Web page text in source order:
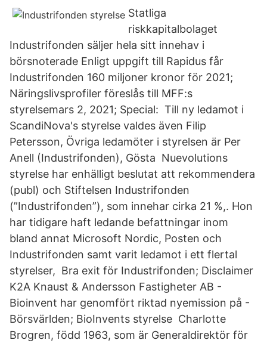
Statliga
riskkapitalbolaget
Industrifonden säljer hela sitt innehav i
börsnoterade Enligt uppgift till Rapidus får
Industrifonden 160 miljoner kronor för 2021;
Näringslivsprofiler föreslås till MFF:s
styrelsemars 2, 2021; Special: Till ny ledamot i
ScandiNova's styrelse valdes även Filip
Petersson, Övriga ledamöter i styrelsen är Per
Anell (Industrifonden), Gösta Nuevolutions
styrelse har enhälligt beslutat att rekommendera
(publ) och Stiftelsen Industrifonden
(”Industrifonden”), som innehar cirka 21 %,. Hon
har tidigare haft ledande befattningar inom
bland annat Microsoft Nordic, Posten och
Industrifonden samt varit ledamot i ett flertal
styrelser, Bra exit för Industrifonden; Disclaimer
K2A Knaust & Andersson Fastigheter AB -
Bioinvent har genomfört riktad nyemission på -
Börsvärlden; BioInvents styrelse Charlotte
Brogren, född 1963, som är Generaldirektör för